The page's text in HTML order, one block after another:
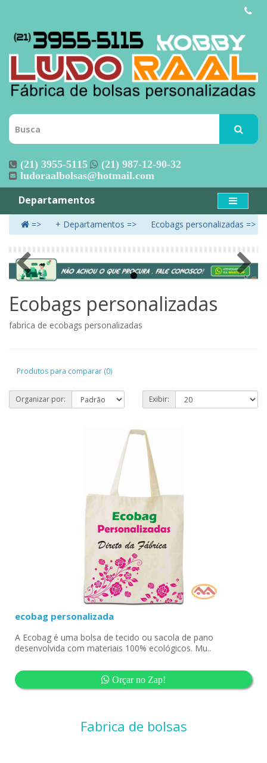
(21) 3955-5115
(21) 987-12-90-32
ludoraalbolsas@hotmail.com
Departamentos
+ Departamentos Ecobags personalizadas
Ecobags personalizadas
fabrica de ecobags personalizadas
Produtos para comparar (0)
Organizar por: Exibir:
ecobag personalizada
A Ecobag é uma bolsa de tecido ou sacola de pano
desenvolvida com materiais 100% ecológicos. Mu..
Orçar no Zap!
Fabrica de bolsas